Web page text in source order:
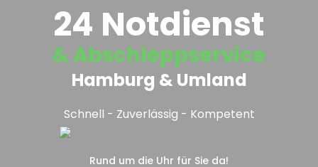
24 Notdienst
& Abschleppservice
Hamburg & Umland
Schnell - Zuverlässig - Kompetent
Rund um die Uhr für Sie da!